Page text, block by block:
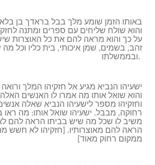
באותו הזמן שומע מלך בבל בראדך בן
והוא שולח שליחים עם ספרים ומתנה
על כך והוא מראה להם את כל האוצרות
זהב, בשמים, שמן איכותי, בית כליו וכל מה
ובממשלתו.
ישעיהו הנביא מגיע אל חזקיהו המלך
והוא שואל אותו מה אמרו לו האנשים האלה
וחזקיהו מספר לישעיהו הנביא שאלה
רחוקה, מבבל. ישעיהו שואל אותו: מה ראו
משיב לו שכל מה שיש בביתו הראה להם
הראה להם מאוצרותיו. [חזקיהו לא חשש
ממקום רחוק מאוד]